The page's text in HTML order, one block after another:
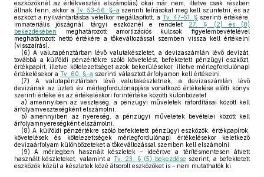
eszközöknél az értékvesztés elszámolás) okai már nem, illetve csak részben
állnak fenn, akkor aTv. 53–56. §-a szerinti leírásokat meg kell szüntetni, és az
eszközt a nyilvántartásba vételkor megállapított, a Tv. 47–51. § szerinti értékére,
immateriális jószágnál, tárgyi eszköznél e rendelet 27. § (2) és (8)
bekezdésében meghatározott amortizációs kulcsok figyelembevételével
meghatározott nettó értékére a tőkeváltozással szemben vissza kell értékelni
(visszaírás).
(6) A valutapénztárban lévő valutakészletet, a devizaszámlán lévő devizát,
továbbá a külföldi pénzértékre szóló követelést, befektetett pénzügyi eszközt,
értékpapírt, illetve kötelezettséget azok bekerülésekor, illetve mérlegfordulónapi
értékelésekor a Tv. 60. §-a szerinti választott árfolyamon kell értékelni.
(7) A valutapénztárban lévő valutakészletnek, a devizaszámlán lévő
devizának az üzleti év mérlegfordulónapjára vonatkozó értékelése előtti könyv
szerinti értéke és az értékeléskori forintértéke közötti különbözetet
a) amennyiben az veszteség, a pénzügyi műveletek ráfordításai között kell
árfolyamveszteségként elszámolni,
b) amennyiben az nyereség, a pénzügyi műveletek bevételei között kell
árfolyamnyereségként elszámolni.
(8) A külföldi pénzértékre szóló befektetett pénzügyi eszközök, értékpapírok,
követelések és kötelezettségek mérlegfordulónapi értékelésekor keletkező
devizaárfolyam különbözeteket a tőkeváltozással szemben kell elszámolni.
(9) A mérlegben használt készletek – ideértve a térítésmentesen átvett
használt készleteket, valamint a Tv. 23. § (5) bekezdése szerint, a befektetett
eszközök közül a készletek közé átsorolt eszközöket is – nem mutathatók ki.